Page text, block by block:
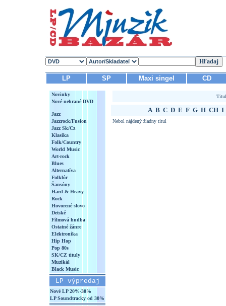
LP SP Maxi singel CD
Novinky
Nové nehrané DVD
Jazz
Jazzrock/Fusion
Jazz Sk/Cz
Klasika
Folk/Country
World Music
Art-rock
Blues
Alternatíva
Folklór
Šansóny
Hard & Heavy
Rock
Hovorené slovo
Detské
Filmová hudba
Ostatné žánre
Elektronika
Hip Hop
Pop 80s
SK/CZ tituly
Muzikál
Black Music
LP výpredaj
Nové LP 20%-30%
LP Soundtracky od 30%
A B C D E F G H CH I
Nebol nájdený žiadny titul